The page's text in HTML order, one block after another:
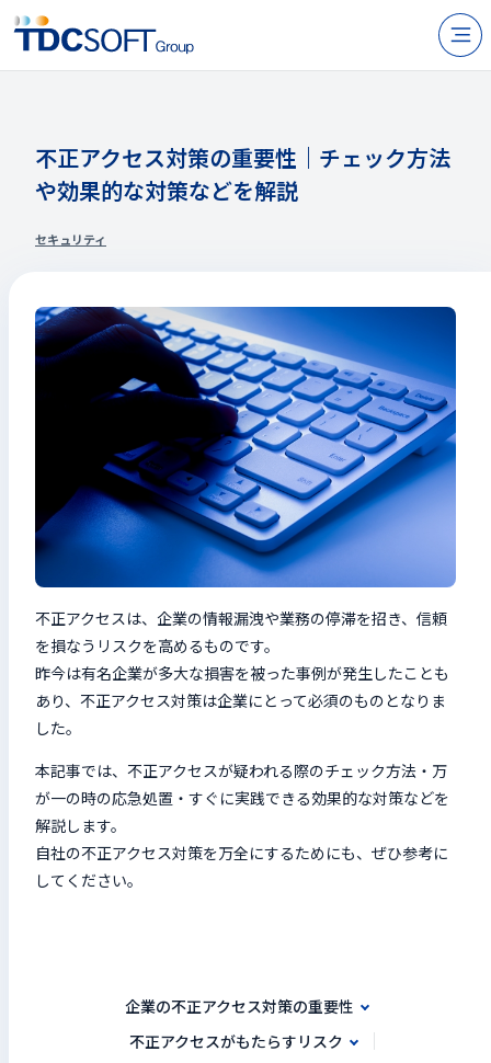
採用
IR情報
サステナビリティ
お問い合わせ
JP
検索キーワードを入力
閉じる
不正アクセス対策の重要性｜チェック方法
や効果的な対策などを解説
セキュリティ
不正アクセスは、企業の情報漏洩や業務の停滞を招き、信頼
を損なうリスクを高めるものです。
昨今は有名企業が多大な損害を被った事例が発生したことも
あり、不正アクセス対策は企業にとって必須のものとなりま
した。
本記事では、不正アクセスが疑われる際のチェック方法・万
が一の時の応急処置・すぐに実践できる効果的な対策などを
解説します。
自社の不正アクセス対策を万全にするためにも、ぜひ参考に
してください。
企業の不正アクセス対策の重要性
不正アクセスがもたらすリスク